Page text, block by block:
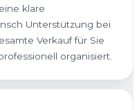
klare
Unterstützung bei
Verkauf für Sie
organisiert.